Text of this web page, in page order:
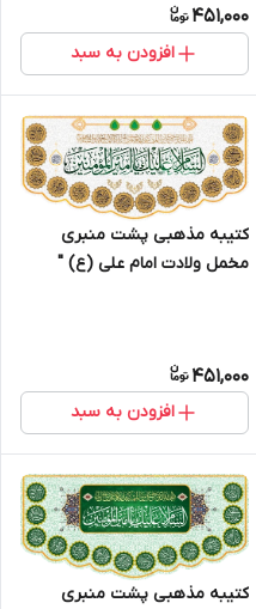
14022
451,000
افزودن به سبد
کتیبه مذهبی پشت منبری
مخمل ولادت امام علی (ع) "
451,000
افزودن به سبد
کتیبه مذهبی پشت منبری